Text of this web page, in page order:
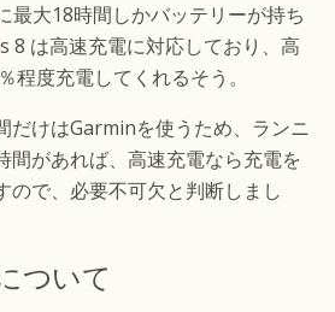
最大18時間しかバッテリーが持ち
8 は高速充電に対応しており、高
程度充電してくれるそう。
だけはGarminを使うため、ランニ
間があれば、高速充電なら充電を
ので、必要不可欠と判断しまし
ついて